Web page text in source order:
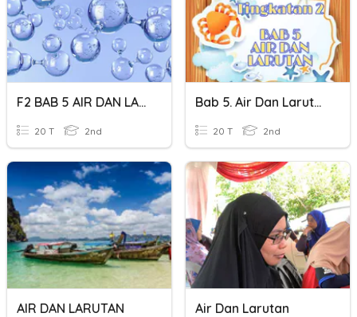
F2 BAB 5 AIR DAN LARUTAN
20 T 2nd
Bab 5. Air Dan Larutan 2E
20 T 2nd
AIR DAN LARUTAN Air Dan Larutan